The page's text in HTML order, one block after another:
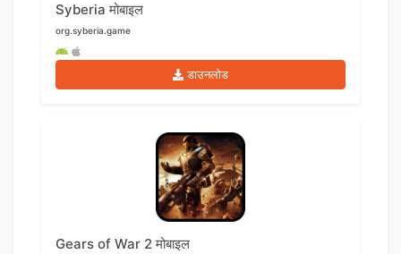
Syberia मोबाइल
org.syberia.game
डाउनलोड
Gears of War 2 मोबाइल